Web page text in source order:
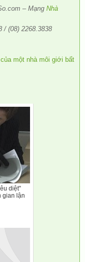
– Mạng Nhà
/ (08) 2268.3838
diệt"
gian lận